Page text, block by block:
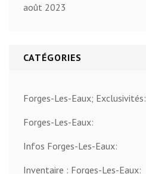
août 2023
CATÉGORIES
Forges-Les-Eaux; Exclusivités:
Forges-Les-Eaux:
Infos Forges-Les-Eaux:
Inventaire : Forges-Les-Eaux: